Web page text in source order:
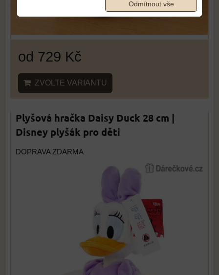
od 729 Kč
ZVOLTE VARIANTU
Plyšová hračka Daisy Duck 28 cm |
Disney plyšák pro děti
DOPRAVA ZDARMA
Odmítnout vše